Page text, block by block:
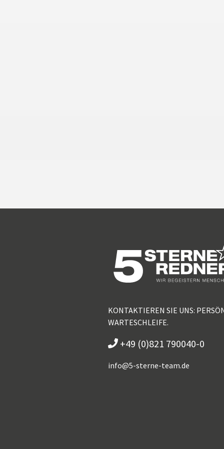
KONTAKTIEREN SIE UNS:
WARTESCHLEIFE.
+49 (0)821 790040-0
info@5-sterne-team.de